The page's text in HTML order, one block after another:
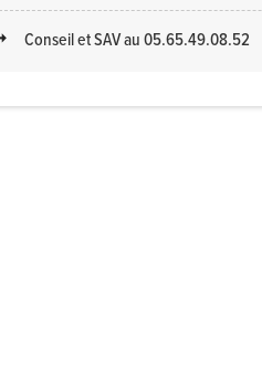
Conseil et SAV au 05.65.49.08.52